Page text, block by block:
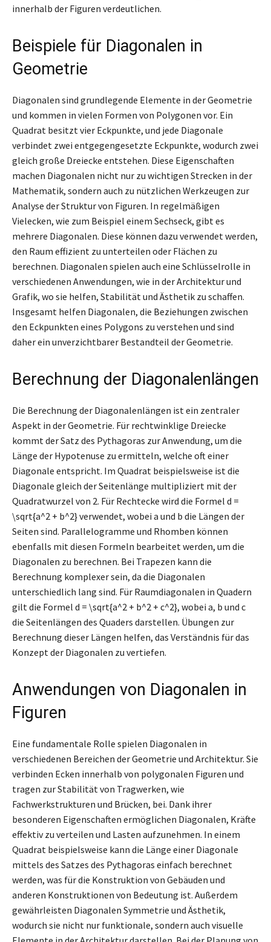
innerhalb der Figuren verdeutlichen.
Beispiele für Diagonalen in
Geometrie
Diagonalen sind grundlegende Elemente in der Geometrie
und kommen in vielen Formen von Polygonen vor. Ein
Quadrat besitzt vier Eckpunkte, und jede Diagonale
verbindet zwei entgegengesetzte Eckpunkte, wodurch zwei
gleich große Dreiecke entstehen. Diese Eigenschaften
machen Diagonalen nicht nur zu wichtigen Strecken in der
Mathematik, sondern auch zu nützlichen Werkzeugen zur
Analyse der Struktur von Figuren. In regelmäßigen
Vielecken, wie zum Beispiel einem Sechseck, gibt es
mehrere Diagonalen. Diese können dazu verwendet werden,
den Raum effizient zu unterteilen oder Flächen zu
berechnen. Diagonalen spielen auch eine Schlüsselrolle in
verschiedenen Anwendungen, wie in der Architektur und
Grafik, wo sie helfen, Stabilität und Ästhetik zu schaffen.
Insgesamt helfen Diagonalen, die Beziehungen zwischen
den Eckpunkten eines Polygons zu verstehen und sind
daher ein unverzichtbarer Bestandteil der Geometrie.
Berechnung der Diagonalenlängen
Die Berechnung der Diagonalenlängen ist ein zentraler
Aspekt in der Geometrie. Für rechtwinklige Dreiecke
kommt der Satz des Pythagoras zur Anwendung, um die
Länge der Hypotenuse zu ermitteln, welche oft einer
Diagonale entspricht. Im Quadrat beispielsweise ist die
Diagonale gleich der Seitenlänge multipliziert mit der
Quadratwurzel von 2. Für Rechtecke wird die Formel d =
\sqrt{a^2 + b^2} verwendet, wobei a und b die Längen der
Seiten sind. Parallelogramme und Rhomben können
ebenfalls mit diesen Formeln bearbeitet werden, um die
Diagonalen zu berechnen. Bei Trapezen kann die
Berechnung komplexer sein, da die Diagonalen
unterschiedlich lang sind. Für Raumdiagonalen in Quadern
gilt die Formel d = \sqrt{a^2 + b^2 + c^2}, wobei a, b und c
die Seitenlängen des Quaders darstellen. Übungen zur
Berechnung dieser Längen helfen, das Verständnis für das
Konzept der Diagonalen zu vertiefen.
Anwendungen von Diagonalen in
Figuren
Eine fundamentale Rolle spielen Diagonalen in
verschiedenen Bereichen der Geometrie und Architektur. Sie
verbinden Ecken innerhalb von polygonalen Figuren und
tragen zur Stabilität von Tragwerken, wie
Fachwerkstrukturen und Brücken, bei. Dank ihrer
besonderen Eigenschaften ermöglichen Diagonalen, Kräfte
effektiv zu verteilen und Lasten aufzunehmen. In einem
Quadrat beispielsweise kann die Länge einer Diagonale
mittels des Satzes des Pythagoras einfach berechnet
werden, was für die Konstruktion von Gebäuden und
anderen Konstruktionen von Bedeutung ist. Außerdem
gewährleisten Diagonalen Symmetrie und Ästhetik,
wodurch sie nicht nur funktionale, sondern auch visuelle